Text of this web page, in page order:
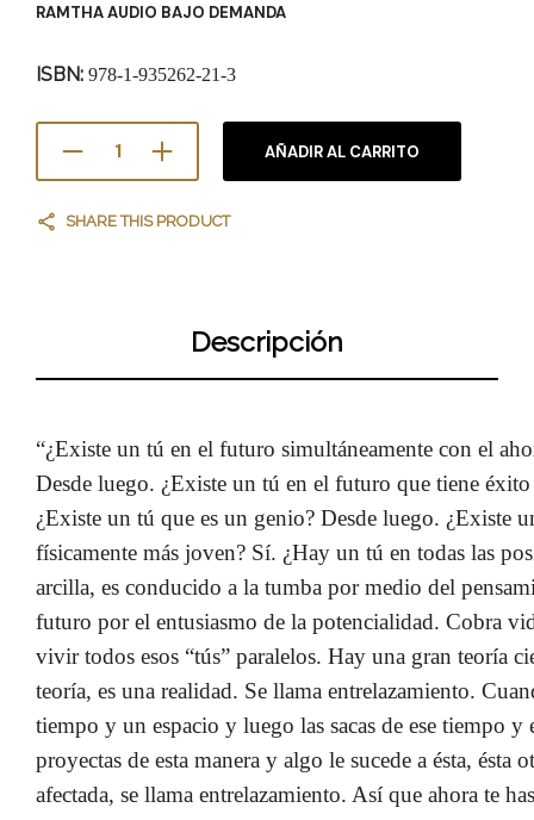
RAMTHA AUDIO BAJO DEMANDA
ISBN: 978-1-935262-21-3
AÑADIR AL CARRITO
SHARE THIS PRODUCT
Descripción
“¿Existe un tú en el futuro simultáneamente con el
Desde luego. ¿Existe un tú en el futuro que tiene
¿Existe un tú que es un genio? Desde luego. ¿Existe
físicamente más joven? Sí. ¿Hay un tú en todas las
arcilla, es conducido a la tumba por medio del
futuro por el entusiasmo de la potencialidad. Cobra
vivir todos esos “tús” paralelos. Hay una gran teoría
teoría, es una realidad. Se llama entrelazamiento.
tiempo y un espacio y luego las sacas de ese tiempo y
proyectas de esta manera y algo le sucede a ésta, ésta
afectada, se llama entrelazamiento. Así que ahora te